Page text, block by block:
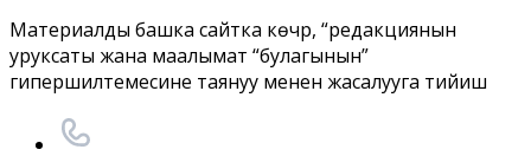
Материалды башка сайтка көчүрүү, “редакциянын
уруксаты жана маалымат “булагынын”
гипершилтемесине таянуу менен жасалууга тийиш